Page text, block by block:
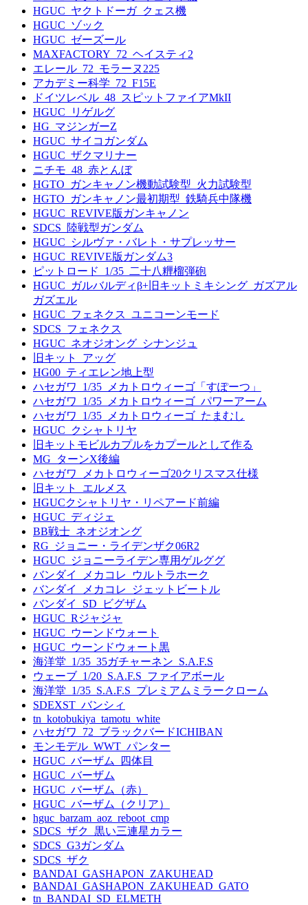
HGUC_ヤクトドーガ_クェス機
HGUC_ゾック
HGUC_ゼーズール
MAXFACTORY_72_ヘイスティ2
エレール_72_モラーヌ225
アカデミー科学_72_F15E
ドイツレベル_48_スピットファイアMkII
HGUC_リゲルグ
HG_マジンガーZ
HGUC_サイコガンダム
HGUC_ザクマリナー
ニチモ_48_赤とんぼ
HGTO_ガンキャノン機動試験型_火力試験型
HGTO_ガンキャノン最初期型_鉄騎兵中隊機
HGUC_REVIVE版ガンキャノン
SDCS_陸戦型ガンダム
HGUC_シルヴァ・バレト・サプレッサー
HGUC_REVIVE版ガンダム3
ピットロード_1/35_二十八糎榴弾砲
HGUC_ガルバルディβ+旧キットミキシング_ガズアル
ガズエル
HGUC_フェネクス_ユニコーンモード
SDCS_フェネクス
HGUC_ネオジオング_シナンジュ
旧キット_アッグ
HG00_ティエレン地上型
ハセガワ_1/35_メカトロウィーゴ「すぽーつ」
ハセガワ_1/35_メカトロウィーゴ_パワーアーム
ハセガワ_1/35_メカトロウィーゴ_たまむし
HGUC_クシャトリヤ
旧キットモビルカプルをカプールとして作る
MG_ターンX後編
ハセガワ_メカトロウィーゴ20クリスマス仕様
旧キット_エルメス
HGUCクシャトリヤ・リペアード前編
HGUC_ディジェ
BB戦士_ネオジオング
RG_ジョニー・ライデンザク06R2
HGUC_ジョニーライデン専用ゲルググ
バンダイ_メカコレ_ウルトラホーク
バンダイ_メカコレ_ジェットビートル
バンダイ_SD_ビグザム
HGUC_Rジャジャ
HGUC_ウーンドウォート
HGUC_ウーンドウォート黒
海洋堂_1/35_35ガチャーネン_S.A.F.S
ウェーブ_1/20_S.A.F.S_ファイアボール
海洋堂_1/35_S.A.F.S_プレミアムミラークローム
SDEXST_バンシィ
tn_kotobukiya_tamotu_white
ハセガワ_72_ブラックバードICHIBAN
モンモデル_WWT_パンター
HGUC_バーザム_四体目
HGUC_バーザム
HGUC_バーザム（赤）
HGUC_バーザム（クリア）
hguc_barzam_aoz_reboot_cmp
SDCS_ザク_黒い三連星カラー
SDCS_G3ガンダム
SDCS_ザク
BANDAI_GASHAPON_ZAKUHEAD
BANDAI_GASHAPON_ZAKUHEAD_GATO
tn_BANDAI_SD_ELMETH